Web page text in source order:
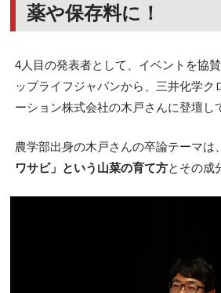
薬や保存料に！
4人目の発表者として、イベントを協
ップライフジャパンから、三井化学ク
ーション株式会社の木戸さんに登壇し
農学部出身の木戸さんの卒論テーマは、
ワサビ」という山菜の育て方とその成